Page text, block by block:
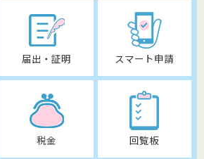
届出・証明 スマート申請
税金 回覧板